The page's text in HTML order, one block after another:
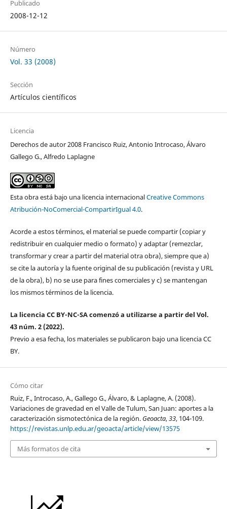
Publicado
2008-12-12
Número
Vol. 33 (2008)
Sección
Artículos científicos
Licencia
Derechos de autor 2008 Francisco Ruiz, Antonio Introcaso, Álvaro
Gallego G., Alfredo Laplagne
Esta obra está bajo una licencia internacionalCreative Commons
Atribución-NoComercial-CompartirIgual 4.0.
Acorde a estos términos, el material se puede compartir (copiar y
redistribuir en cualquier medio o formato) y adaptar (remezclar,
transformar y crear a partir del material otra obra), siempre que a)
se cite la autoría y la fuente original de su publicación (revista y URL
de la obra), b) no se use para fines comerciales y c) se mantengan
los mismos términos de la licencia.
La licencia CC BY-NC-SA comenzó a utilizarse a partir del Vol.
43 núm. 2 (2022).
Previo a esa fecha, los materiales se publicaron bajo una licencia CC
BY.
Cómo citar
Ruiz, F., Introcaso, A., Gallego G., Álvaro, & Laplagne, A. (2008).
Variaciones de gravedad en el Valle de Tulum, San Juan: aportes a la
caracterización sismotectónica de la región. Geoacta,33, 104-109.
https://revistas.unlp.edu.ar/geoacta/article/view/13575
Más formatos de cita